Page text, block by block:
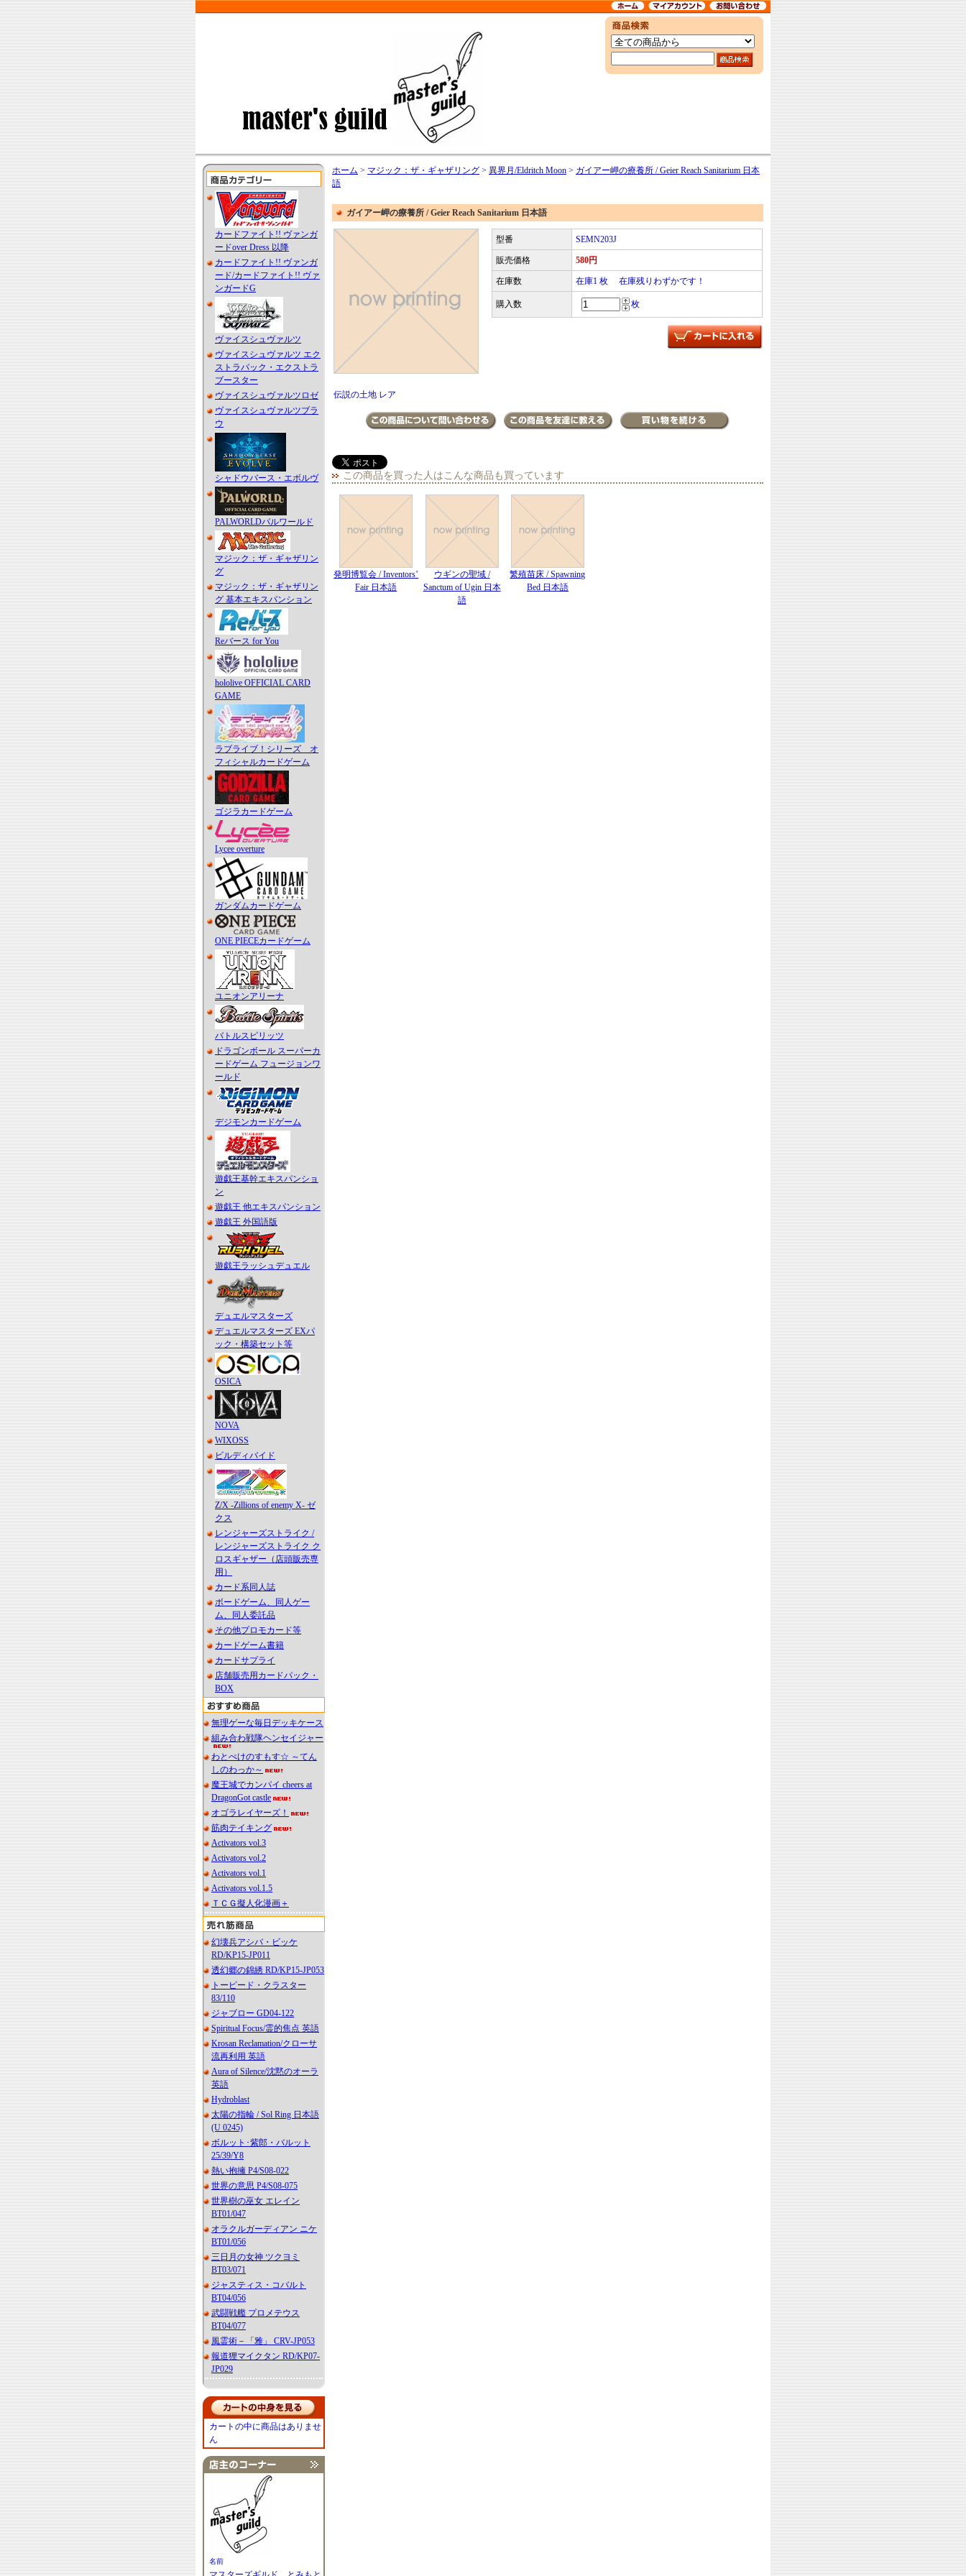
カードファイト!! ヴァンガ
ードover Dress 以降
カードファイト!! ヴァンガ
ード/カードファイト!! ヴァ
ンガードG
ヴァイスシュヴァルツ
ヴァイスシュヴァルツ エク
ストラパック・エクストラ
ブースター
ヴァイスシュヴァルツロゼ
ヴァイスシュヴァルツブラ
ウ
シャドウバース・エボルヴ
PALWORLDパルワールド
マジック：ザ・ギャザリン
グ
マジック：ザ・ギャザリン
グ 基本エキスパンション
Reバース for You
hololive OFFICIAL CARD
GAME
ラブライブ！シリーズ オ
フィシャルカードゲーム
ゴジラカードゲーム
Lycee overture
ガンダムカードゲーム
ONE PIECEカードゲーム
ユニオンアリーナ
バトルスピリッツ
ドラゴンボール スーパーカ
ードゲーム フュージョンワ
ールド
デジモンカードゲーム
遊戯王基幹エキスパンショ
ン
遊戯王 他エキスパンション
遊戯王 外国語版
遊戯王ラッシュデュエル
デュエルマスターズ
デュエルマスターズ EXパ
ック・構築セット等
OSICA
NOVA
WIXOSS
ビルディバイド
Z/X -Zillions of enemy X- ゼ
クス
レンジャーズストライク /
レンジャーズストライク ク
ロスギャザー（店頭販売専
用）
カード系同人誌
ボードゲーム、同人ゲー
ム、同人委託品
その他プロモカード等
カードゲーム書籍
カードサプライ
店舗販売用カードパック・
BOX
無理ゲーな毎日デッキケース
組み合わ戦隊ヘンセイジャー
わとぺけのすもす☆ ～てん
しのわっか～
魔王城でカンパイ cheers at
DragonGot castle
オゴラレイヤーズ！
筋肉テイキング
Activators vol.3
Activators vol.2
Activators vol.1
Activators vol.1.5
ＴＣＧ擬人化漫画＋
幻壊兵アシバ・ビッケ
RD/KP15-JP011
透幻郷の錦綉 RD/KP15-JP053
トーピード・クラスター
83/110
ジャブロー GD04-122
Spiritual Focus/霊的焦点 英語
Krosan Reclamation/クローサ
流再利用 英語
Aura of Silence/沈黙のオーラ
英語
Hydroblast
太陽の指輪 / Sol Ring 日本語
(U 0245)
ボルット･紫郎・バルット
25/39/Y8
熱い抱擁 P4/S08-022
世界の意思 P4/S08-075
世界樹の巫女 エレイン
BT01/047
オラクルガーディアン ニケ
BT01/056
三日月の女神 ツクヨミ
BT03/071
ジャスティス・コバルト
BT04/056
武闘戦艦 プロメテウス
BT04/077
風霊術－「雅」 CRV-JP053
報道狸マイクタン RD/KP07-
JP029
カートの中に商品はありませ
ん
名前
ホーム > マジック：ザ・ギャザリング > 異界月/Eldritch Moon > ガイアー岬の療養所 / Geier Reach Sanitarium 日本
語
ガイアー岬の療養所 / Geier Reach Sanitarium 日本語
型番 SEMN203J
販売価格 580円
在庫数 在庫1 枚 在庫残りわずかです！
購入数 枚
伝説の土地 レア
この商品を買った人はこんな商品も買っています
発明博覧会 / Inventors’
Fair 日本語
ウギンの聖域 /
Sanctum of Ugin 日本
語
繁殖苗床 / Spawning
Bed 日本語